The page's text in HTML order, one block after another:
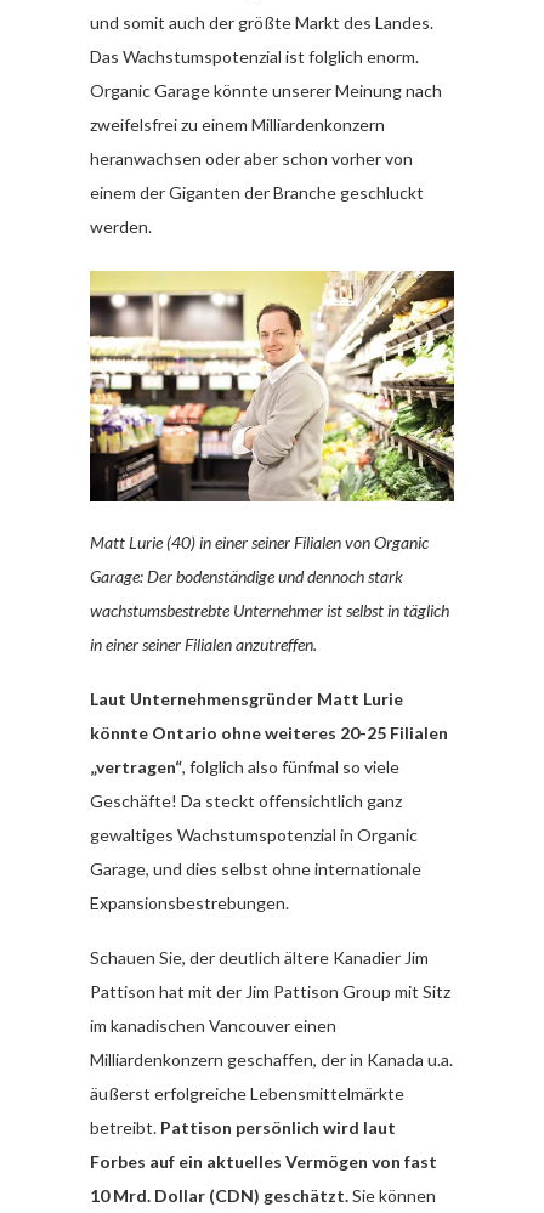
und somit auch der größte Markt des Landes.
Das Wachstumspotenzial ist folglich enorm.
Organic Garage könnte unserer Meinung nach
zweifelsfrei zu einem Milliardenkonzern
heranwachsen oder aber schon vorher von
einem der Giganten der Branche geschluckt
werden.
Matt Lurie (40) in einer seiner Filialen von Organic
Garage: Der bodenständige und dennoch stark
wachstumsbestrebte Unternehmer ist selbst in täglich
in einer seiner Filialen anzutreffen.
Laut Unternehmensgründer Matt Lurie
könnte Ontario ohne weiteres 20-25 Filialen
„vertragen“, folglich also fünfmal so viele
Geschäfte! Da steckt offensichtlich ganz
gewaltiges Wachstumspotenzial in Organic
Garage, und dies selbst ohne internationale
Expansionsbestrebungen.
Schauen Sie, der deutlich ältere Kanadier Jim
Pattison hat mit der Jim Pattison Group mit Sitz
im kanadischen Vancouver einen
Milliardenkonzern geschaffen, der in Kanada u.a.
äußerst erfolgreiche Lebensmittelmärkte
betreibt. Pattison persönlich wird laut
Forbes auf ein aktuelles Vermögen von fast
10 Mrd. Dollar (CDN) geschätzt.Sie können